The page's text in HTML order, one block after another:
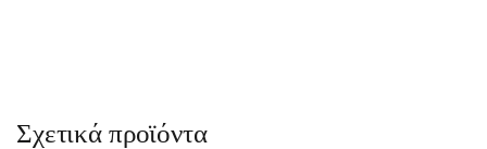
Σχετικά προϊόντα